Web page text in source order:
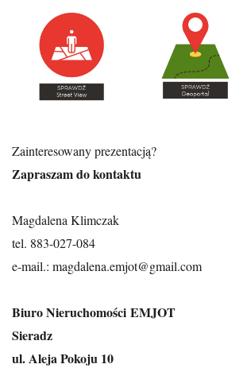
Zainteresowany prezentacją?
Zapraszam do kontaktu
Magdalena Klimczak
tel. 883-027-084
e-mail.: magdalena.emjot@gmail.com
Biuro Nieruchomości EMJOT
Sieradz
ul. Aleja Pokoju 10